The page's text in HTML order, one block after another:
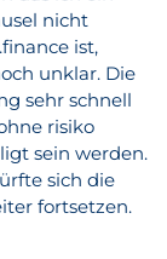
nicht
ist,
unklar. Die
sehr schnell
risiko
sein werden.
sich die
fortsetzen.